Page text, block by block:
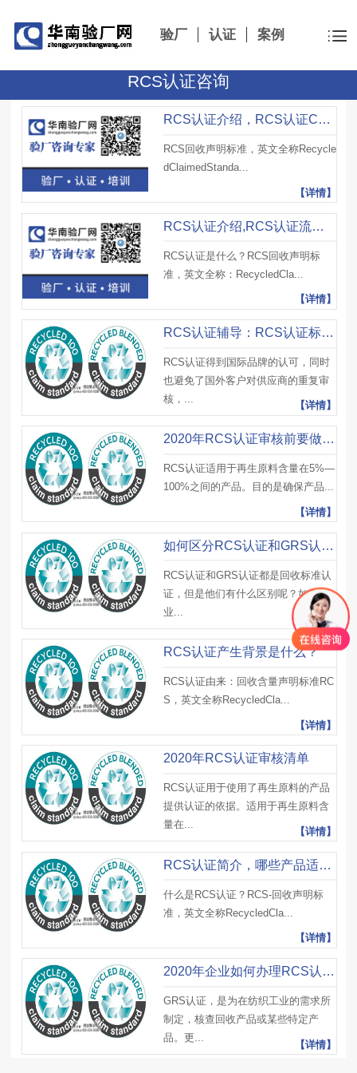
验厂 认证 案例
RCS认证咨询
RCS认证介绍，RCS认证CCS标准要求、RCS认证初审要求及注意事项
RCS回收声明标准，英文全称Recycle
dClaimedStanda...
【详情】
RCS认证介绍,RCS认证流程、审核要求及注意事项
RCS认证是什么？RCS回收声明标
准，英文全称：RecycledCla...
【详情】
RCS认证辅导：RCS认证标准关于消费前材料与消费后材料的定义
RCS认证得到国际品牌的认可，同时
也避免了国外客户对供应商的重复审
核，...
【详情】
2020年RCS认证审核前要做哪些准备？企业为什么要进行RCS认证？
RCS认证适用于再生原料含量在5%—
100%之间的产品。目的是确保产品...
【详情】
如何区分RCS认证和GRS认证？它们有哪些不同点？
RCS认证和GRS认证都是回收标准认
证，但是他们有什么区别呢？如果企
业...
【详情】
RCS认证产生背景是什么？
RCS认证由来：回收含量声明标准RC
S，英文全称RecycledCla...
【详情】
2020年RCS认证审核清单
RCS认证用于使用了再生原料的产品
提供认证的依据。适用于再生原料含
量在...
【详情】
RCS认证简介，哪些产品适合RCS认证审核？
什么是RCS认证？RCS-回收声明标
准，英文全称RecycledCla...
【详情】
2020年企业如何办理RCS认证？怎样才能顺利通过RCS认证审核？
GRS认证，是为在纺织工业的需求所
制定，核查回收产品或某些特定产
品。更...
【详情】